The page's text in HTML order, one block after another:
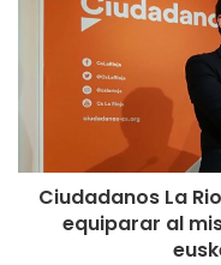
Ciudadanos La
equiparar al